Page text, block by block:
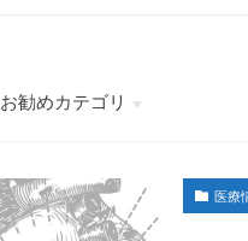
お勧めカテゴリ
未分類
医療